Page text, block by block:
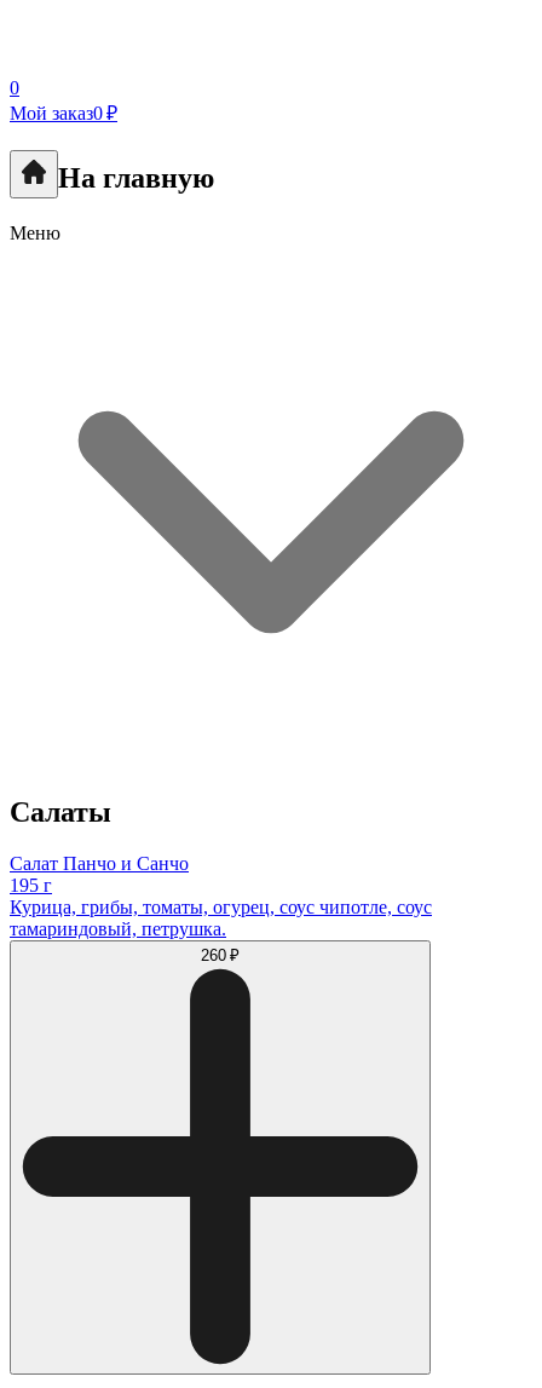
0
Мой заказ0 ₽
На главную
Меню
Салаты
Салат Панчо и Санчо
195 г
Курица, грибы, томаты, огурец, соус чипотле, соус
тамариндовый, петрушка.
260 ₽